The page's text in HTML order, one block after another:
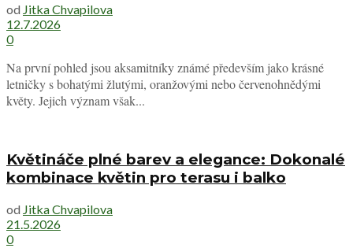
od Jitka Chvapilova
12.7.2026
0
Na první pohled jsou aksamitníky známé především jako krásné
letničky s bohatými žlutými, oranžovými nebo červenohnědými
květy. Jejich význam však...
Květináče plné barev a elegance: Dokonalé
kombinace květin pro terasu i balko
od Jitka Chvapilova
21.5.2026
0